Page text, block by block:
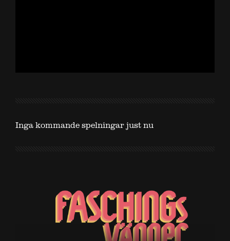
Inga kommande spelningar just nu